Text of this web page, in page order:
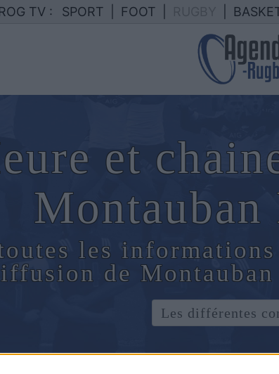
TV : SPORT FOOT
et
Montauban
les
de